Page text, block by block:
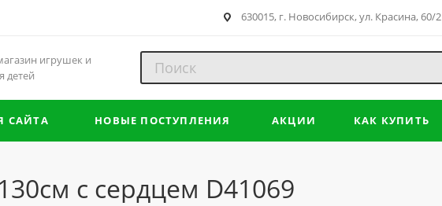
630015, г. Новосибирск, ул. Красина, 60/2
игрушек и
детей
САЙТА НОВЫЕ ПОСТУПЛЕНИЯ АКЦИИ КАК КУПИТЬ
с сердцем D41069